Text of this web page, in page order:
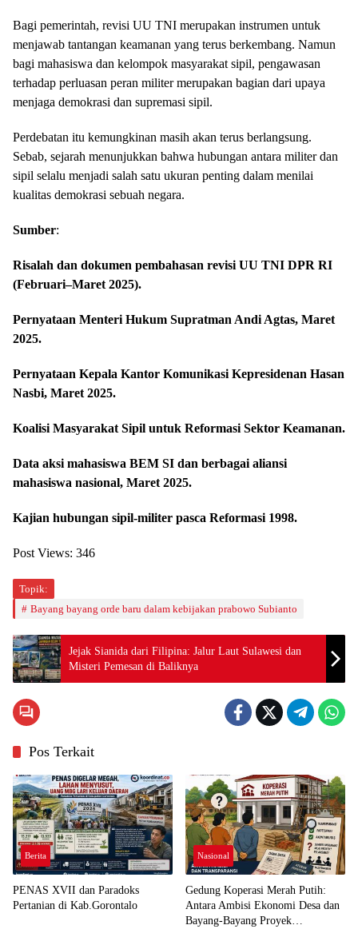
Bagi pemerintah, revisi UU TNI merupakan instrumen untuk
menjawab tantangan keamanan yang terus berkembang. Namun
bagi mahasiswa dan kelompok masyarakat sipil, pengawasan
terhadap perluasan peran militer merupakan bagian dari upaya
menjaga demokrasi dan supremasi sipil.
Perdebatan itu kemungkinan masih akan terus berlangsung.
Sebab, sejarah menunjukkan bahwa hubungan antara militer dan
sipil selalu menjadi salah satu ukuran penting dalam menilai
kualitas demokrasi sebuah negara.
Sumber:
Risalah dan dokumen pembahasan revisi UU TNI DPR RI
(Februari–Maret 2025).
Pernyataan Menteri Hukum Supratman Andi Agtas, Maret
2025.
Pernyataan Kepala Kantor Komunikasi Kepresidenan Hasan
Nasbi, Maret 2025.
Koalisi Masyarakat Sipil untuk Reformasi Sektor Keamanan.
Data aksi mahasiswa BEM SI dan berbagai aliansi
mahasiswa nasional, Maret 2025.
Kajian hubungan sipil-militer pasca Reformasi 1998.
Post Views: 346
Topik:
Bayang bayang orde baru dalam kebijakan prabowo Subianto
Jejak Sianida dari Filipina: Jalur Laut Sulawesi dan
Misteri Pemesan di Baliknya
Pos Terkait
Berita
PENAS XVII dan Paradoks
Pertanian di Kab.Gorontalo
Nasional
Gedung Koperasi Merah Putih:
Antara Ambisi Ekonomi Desa dan
Bayang-Bayang Proyek